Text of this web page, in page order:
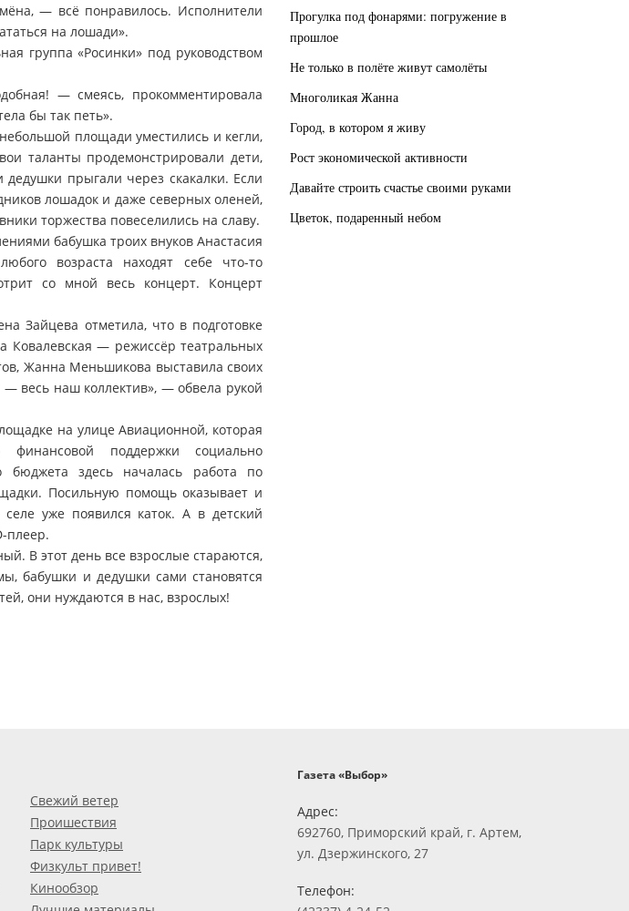
— всё понравилось. Исполнители
на лошади».
группа «Росинки» под руководством
— смеясь, прокомментировала
бы так петь».
площади уместились и кегли,
таланты продемонстрировали дети,
прыгали через скакалки. Если
лошадок и даже северных оленей,
торжества повеселились на славу.
бабушка троих внуков Анастасия
возраста находят себе что-то
со мной весь концерт. Концерт
Зайцева отметила, что в подготовке
Ковалевская — режиссёр театральных
Жанна Меньшикова выставила своих
весь наш коллектив», — обвела рукой
на улице Авиационной, которая
поддержки социально
бюджета здесь началась работа по
Посильную помощь оказывает и
уже появился каток. А в детский
плеер.
В этот день все взрослые стараются,
бабушки и дедушки сами становятся
они нуждаются в нас, взрослых!
Прогулка под фонарями: погружение в
прошлое
Не только в полёте живут самолёты
Многоликая Жанна
Город, в котором я живу
Рост экономической активности
Давайте строить счастье своими руками
Цветок, подаренный небом
Свежий ветер
Проишествия
Парк культуры
Физкульт привет!
Кинообзор
Газета «Выбор»
Адрес:
692760, Приморский край, г. Артем,
ул. Дзержинского, 27
Телефон: